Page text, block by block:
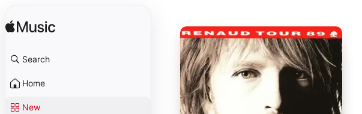
Search
Home
New